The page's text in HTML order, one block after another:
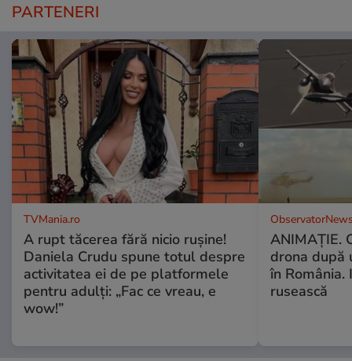
PARTENERI
TVMania.ro
A rupt tăcerea fără nicio rușine!
Daniela Crudu spune totul despre
activitatea ei de pe platformele
pentru adulți: „Fac ce vreau, e
wow!”
ANIMAŢIE.
drona după
în România.
rusească